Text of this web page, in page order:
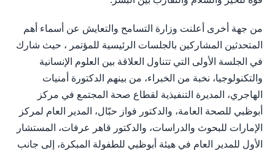
من جهة أخرى أعلنت وزارة التسامح والتعايش عن أسماء أهم
المتحدثين المشاركين بالجلسات الرئيسية للمؤتمر ، حيث شارك
في الجلسة الأولى التي تتناول العلاقة بين العلوم الإنسانية
والتكنولوجيا، نخبة من الخبراء، من بينهم الدكتورة أمنيات
الهاجري، المديرة التنفيذية لقطاع صحة المجتمع في مركز
أبوظبي للصحة العامة، والدكتور فواز حبّال، المدير العام لمركز
الإمارات للبحوث والدراسات، والدكتور قاهر عرفات، المستشار
الأول للمدير العام في هيئة أبوظبي للطفولة المبكرة، إلى جانب